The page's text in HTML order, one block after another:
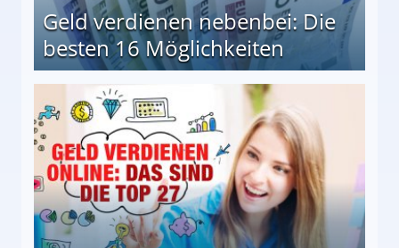
Geld verdienen nebenbei: Die
besten 16 Möglichkeiten